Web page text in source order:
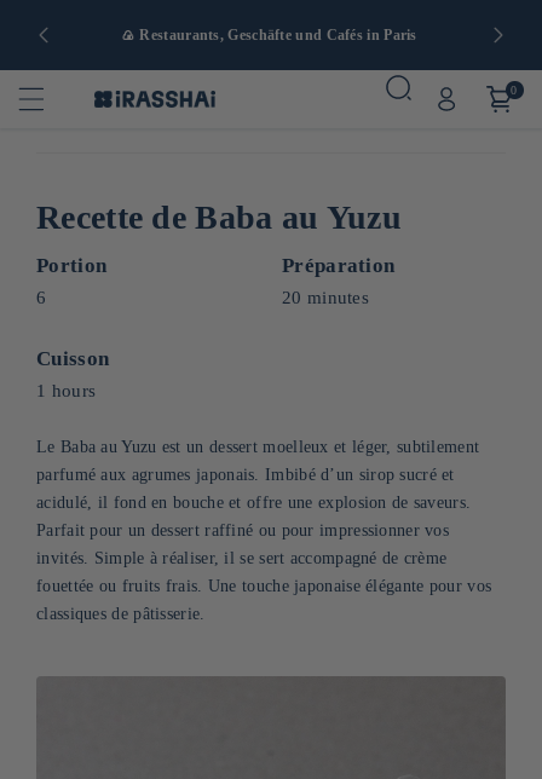
🍙 Restaurants, Geschäfte und Cafés in Paris
0
Recette de Baba au Yuzu
Portion
6
Préparation
20 minutes
Cuisson
1 hours
Le Baba au Yuzu est un dessert moelleux et léger, subtilement
parfumé aux agrumes japonais. Imbibé d’un sirop sucré et
acidulé, il fond en bouche et offre une explosion de saveurs.
Parfait pour un dessert raffiné ou pour impressionner vos
invités. Simple à réaliser, il se sert accompagné de crème
fouettée ou fruits frais. Une touche japonaise élégante pour vos
classiques de pâtisserie.